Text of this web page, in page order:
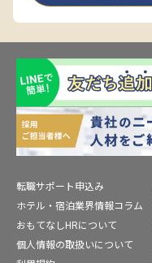
転職サポート申込み
ホテル・宿泊業界情報コラム
おもてなしHRについて
個人情報の取扱いについて